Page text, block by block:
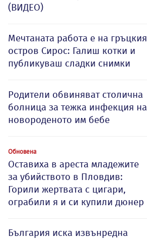
(ВИДЕО)
Мечтаната работа е на гръцкия
остров Сирос: Галиш котки и
публикуваш сладки снимки
Родители обвиняват столична
болница за тежка инфекция на
новороденото им бебе
Обновена
Оставиха в ареста младежите
за убийството в Пловдив:
Горили жертвата с цигари,
ограбили я и си купили дюнер
България иска извънредна